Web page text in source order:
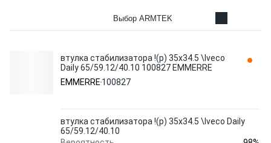
Выбор ARMTEK
втулка стабилизатора !(р) 35x34.5 \Iveco
Daily 65/59.12/40.10 100827 EMMERRE
EMMERRE 100827
втулка стабилизатора !(р) 35x34.5 \Iveco Daily
65/59.12/40.10